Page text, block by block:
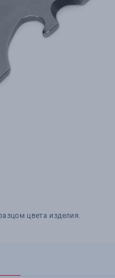
цвета изделия.